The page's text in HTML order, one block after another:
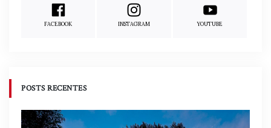
FACEBOOK INSTAGRAM YOUTUBE
POSTS RECENTES